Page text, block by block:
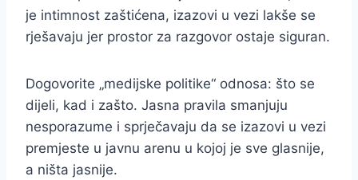
je intimnost zaštićena, izazovi u vezi lakše se
rješavaju jer prostor za razgovor ostaje siguran.
Dogovorite „medijske politike“ odnosa: što se
dijeli, kad i zašto. Jasna pravila smanjuju
nesporazume i sprječavaju da se izazovi u vezi
premjeste u javnu arenu u kojoj je sve glasnije,
a ništa jasnije.